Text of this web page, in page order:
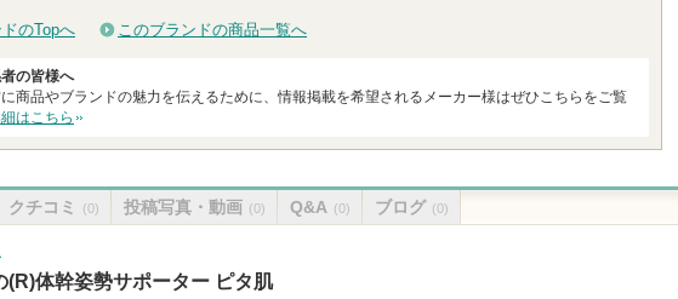
のTopへ このブランドの商品一覧へ
の皆様へ
商品やブランドの魅力を伝えるために、情報掲載を希望されるメーカー様はぜひこちらをご覧
はこちら
クチコミ (0) 投稿写真・動画 (0) Q&A (0) ブログ (0)
(R)体幹姿勢サポーター ピタ肌